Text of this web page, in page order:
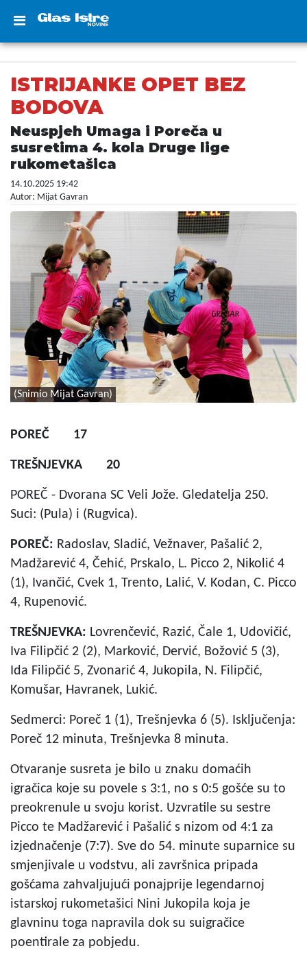
ISTRIJANKE OPET BEZ
BODOVA
Neuspjeh Umaga i Poreča u
susretima 4. kola Druge lige
rukometašica
14.10.2025 19:42
Autor: Mijat Gavran
(Snimio Mijat Gavran)
POREČ 17
TREŠNJEVKA 20
POREČ - Dvorana SC Veli Jože. Gledatelja 250.
Suci: (Pula) i (Rugvica).
POREČ: Radoslav, Sladić, Vežnaver, Pašalić 2,
Madžarević 4, Čehić, Prskalo, L. Picco 2, Nikolić 4
(1), Ivančić, Cvek 1, Trento, Lalić, V. Kodan, C. Picco
4, Rupenović.
TREŠNJEVKA: Lovrenčević, Razić, Čale 1, Udovičić,
Iva Filipčić 2 (2), Marković, Dervić, Božović 5 (3),
Ida Filipčić 5, Zvonarić 4, Jukopila, N. Filipčić,
Komušar, Havranek, Lukić.
Sedmerci: Poreč 1 (1), Trešnjevka 6 (5). Isključenja:
Poreč 12 minuta, Trešnjevka 8 minuta.
Otvaranje susreta je bilo u znaku domaćih
igračica koje su povele s 3:1, no s 0:5 gošće su to
preokrenule u svoju korist. Uzvratile su sestre
Picco te Madžarević i Pašalić s nizom od 4:1 za
izjednačenje (7:7). Sve do 54. minute suparnice su
smjenjivale u vodstvu, ali završnica pripada
gošćama zahvaljujući ponajprije legendarnoj
istarskoj rukometašici Nini Jukopila koja je
glavninu toga napravila dok su suigračice
poentirale za pobjedu.